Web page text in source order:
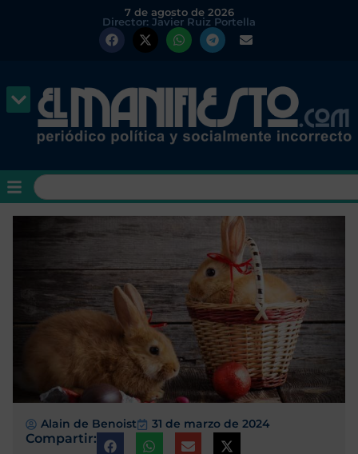
7 de agosto de 2026
Director: Javier Ruiz Portella
Alain de Benoist 31 de marzo de 2024
Compartir: